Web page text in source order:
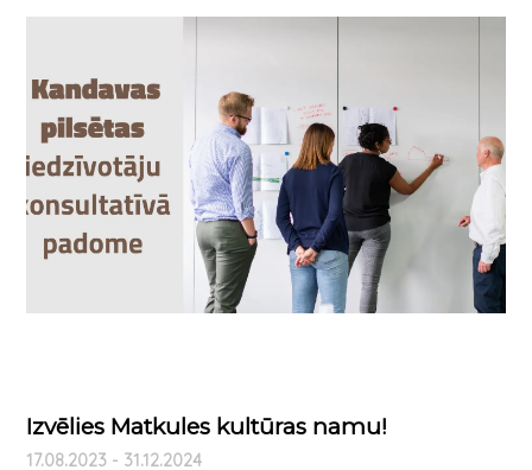
Izvēlies Matkules kultūras namu!
17.08.2023 - 31.12.2024